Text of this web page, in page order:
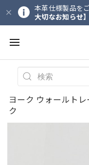
本革仕様製品を
大切なお知らせ】
ヨーク ウォールトレ
ク